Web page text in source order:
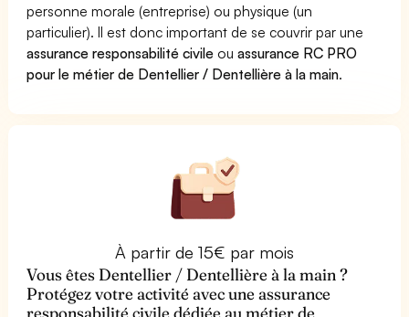
personne morale (entreprise) ou physique (un
particulier). Il est donc important de se couvrir par une
assurance responsabilité civile ouassurance RC PRO
pour le métier de Dentellier / Dentellière à la main.
À partir de 15€ par mois
Vous êtes Dentellier / Dentellière à la main ?
Protégez votre activité avec une assurance
responsabilité civile dédiée au métier de